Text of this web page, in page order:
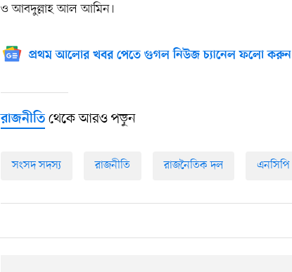
ও আবদুল্লাহ আল আমিন।
প্রথম আলোর খবর পেতে গুগল নিউজ চ্যানেল ফলো করুন
রাজনীতি থেকে আরও পড়ুন
সংসদ সদস্য রাজনীতি রাজনৈতিক দল এনসিপি